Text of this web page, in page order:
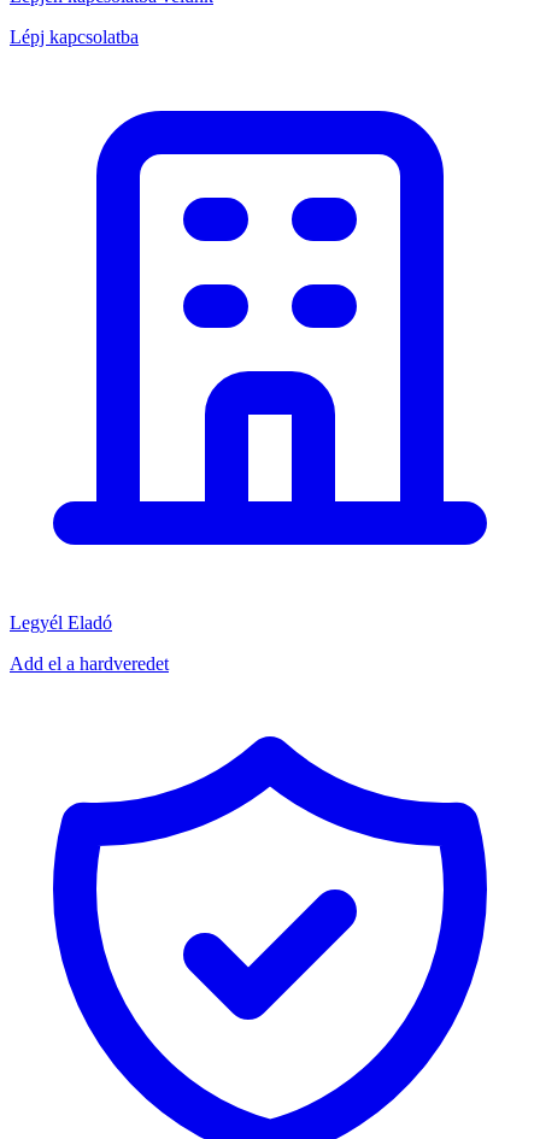
Lépj kapcsolatba
Legyél Eladó
Add el a hardveredet